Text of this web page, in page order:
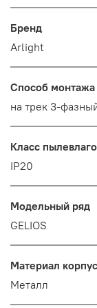
Бренд
Arlight
Способ монтажа
на трек 3-
Класс
IP20
Модельный ряд
GELIOS
Материал
Металл